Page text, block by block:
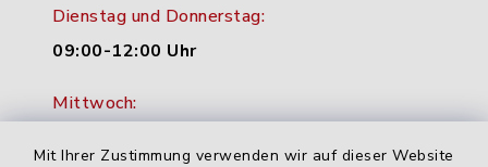
Mit Ihrer Zustimmung verwenden wir auf dieser Website
Dienstag und Donnerstag:
09:00-12:00 Uhr
Mittwoch: